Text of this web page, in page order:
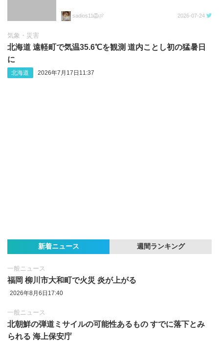
sadios11🦁🍖 2026-07-24
気象・災害
北海道 遠軽町で気温35.6℃を観測 道内ことし初の猛暑日
に
北海道 2026年7月17日11:37
新着ニュース 週間ランキング
一般ニュース
福岡 柳川市大和町で火災 炎が上がる
2026年8月6日17:40
一般ニュース
北朝鮮の弾道ミサイルの可能性あるもの すでに落下とみ
られる 海上保安庁